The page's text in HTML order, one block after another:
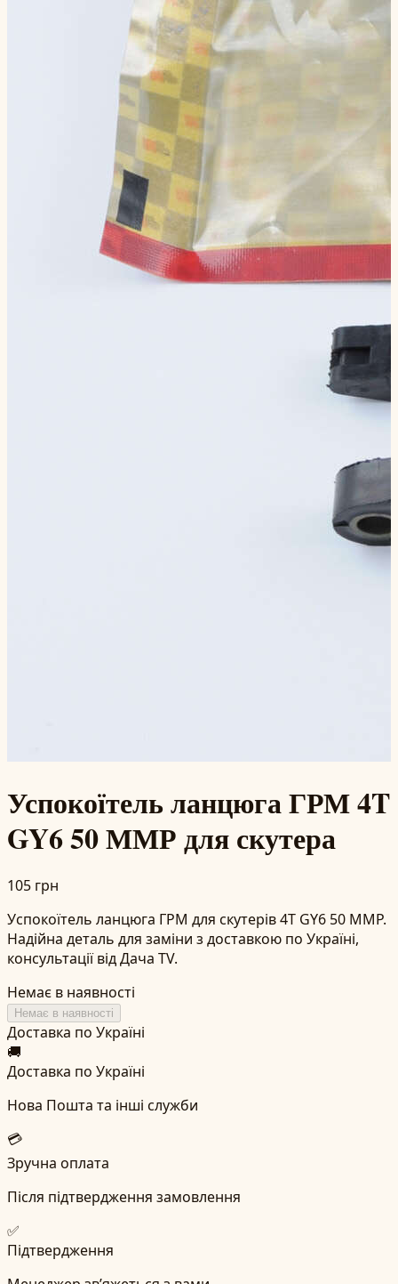
Успокоїтель ланцюга ГРМ 4T
GY6 50 ММР для скутера
105 грн
Успокоїтель ланцюга ГРМ для скутерів 4T GY6 50 ММР.
Надійна деталь для заміни з доставкою по Україні,
консультації від Дача TV.
Немає в наявності
Немає в наявності
Доставка по Україні
🚚
Доставка по Україні
Нова Пошта та інші служби
💳
Зручна оплата
Після підтвердження замовлення
✅
Підтвердження